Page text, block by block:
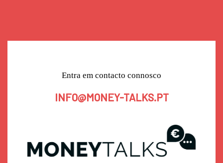
Entra em contacto connosco
INFO@MONEY-TALKS.PT